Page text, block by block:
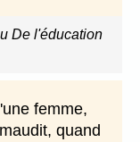
De l'éducation
femme,
quand